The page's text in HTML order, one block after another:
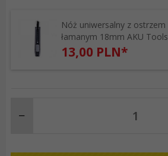
Nóż uniwersalny z ostrzem
łamanym 18mm AKU Tools
13,00 PLN*